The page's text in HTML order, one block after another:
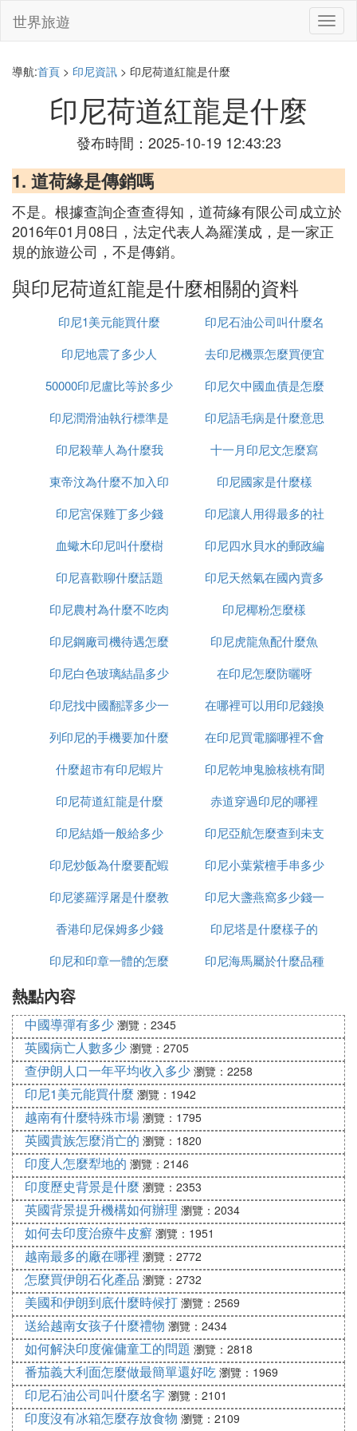
切
換
世界旅遊
導航:首頁 > 印尼資訊 > 印尼荷道紅龍是什麼
印尼荷道紅龍是什麼
發布時間：2025-10-19 12:43:23
1. 道荷緣是傳銷嗎
不是。根據查詢企查查得知，道荷緣有限公司成立於
2016年01月08日，法定代表人為羅漢成，是一家正
規的旅遊公司，不是傳銷。
與印尼荷道紅龍是什麼相關的資料
印尼1美元能買什麼
印尼石油公司叫什麼名
字
印尼地震了多少人
去印尼機票怎麼買便宜
50000印尼盧比等於多少
人民幣
印尼欠中國血債是怎麼
回事
印尼潤滑油執行標準是
什麼
印尼語毛病是什麼意思
印尼殺華人為什麼我
十一月印尼文怎麼寫
東帝汶為什麼不加入印
尼
印尼國家是什麼樣
印尼宮保雞丁多少錢
印尼讓人用得最多的社
交軟體是什麼意思
血蠍木印尼叫什麼樹
印尼四水貝水的郵政編
碼是多少
印尼喜歡聊什麼話題
印尼天然氣在國內賣多
少錢
印尼農村為什麼不吃肉
印尼椰粉怎麼樣
印尼鋼廠司機待遇怎麼
樣
印尼虎龍魚配什麼魚
印尼白色玻璃結晶多少
錢一平方
在印尼怎麼防曬呀
印尼找中國翻譯多少一
天
在哪裡可以用印尼錢換
人民幣
列印尼的手機要加什麼
在印尼買電腦哪裡不會
受騙
什麼超市有印尼蝦片
印尼乾坤鬼臉核桃有聞
怎麼處理
印尼荷道紅龍是什麼
赤道穿過印尼的哪裡
印尼結婚一般給多少
印尼亞航怎麼查到未支
付訂單
印尼炒飯為什麼要配蝦
片
印尼小葉紫檀手串多少
錢
印尼婆羅浮屠是什麼教
印尼大盞燕窩多少錢一
克
香港印尼保姆多少錢
印尼塔是什麼樣子的
印尼和印章一體的怎麼
印尼海馬屬於什麼品種
熱點內容
中國導彈有多少 瀏覽：2345
英國病亡人數多少 瀏覽：2705
查伊朗人口一年平均收入多少 瀏覽：2258
印尼1美元能買什麼 瀏覽：1942
越南有什麼特殊市場 瀏覽：1795
英國貴族怎麼消亡的 瀏覽：1820
印度人怎麼犁地的 瀏覽：2146
印度歷史背景是什麼 瀏覽：2353
英國背景提升機構如何辦理 瀏覽：2034
如何去印度治療牛皮癬 瀏覽：1951
越南最多的廠在哪裡 瀏覽：2772
怎麼買伊朗石化產品 瀏覽：2732
美國和伊朗到底什麼時候打 瀏覽：2569
送給越南女孩子什麼禮物 瀏覽：2434
如何解決印度僱傭童工的問題 瀏覽：2818
番茄義大利面怎麼做最簡單還好吃 瀏覽：1969
印尼石油公司叫什麼名字 瀏覽：2101
印度沒有冰箱怎麼存放食物 瀏覽：2109